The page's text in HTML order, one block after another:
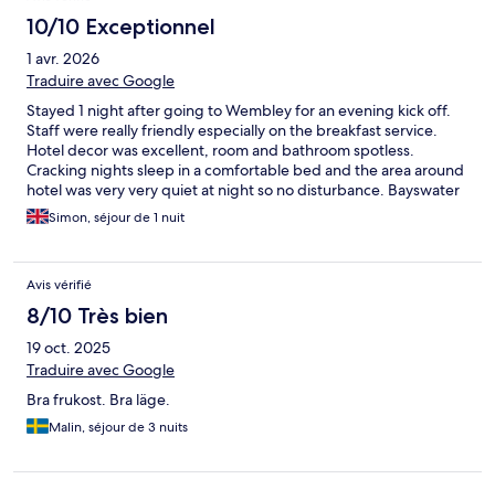
10/10 Exceptionnel
1 avr. 2026
Traduire avec Google
Stayed 1 night after going to Wembley for an evening kick off.
Staff were really friendly especially on the breakfast service.
Hotel decor was excellent, room and bathroom spotless.
Cracking nights sleep in a comfortable bed and the area around
hotel was very very quiet at night so no disturbance. Bayswater
Underground Station literally just round corner with 3 decent
pubs in between. Wouldn’t hesitate to go back for another stay.
Simon, séjour de 1 nuit
Avis vérifié
8/10 Très bien
19 oct. 2025
Traduire avec Google
Bra frukost. Bra läge.
Malin, séjour de 3 nuits